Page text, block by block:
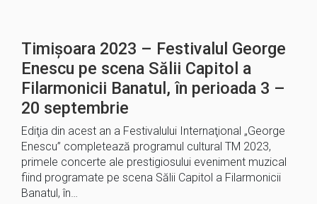
Timișoara 2023 – Festivalul George
Enescu pe scena Sălii Capitol a
Filarmonicii Banatul, în perioada 3 –
20 septembrie
Ediţia din acest an a Festivalului Internaţional „George
Enescu” completează programul cultural TM 2023,
primele concerte ale prestigiosului eveniment muzical
fiind programate pe scena Sălii Capitol a Filarmonicii
Banatul, în…